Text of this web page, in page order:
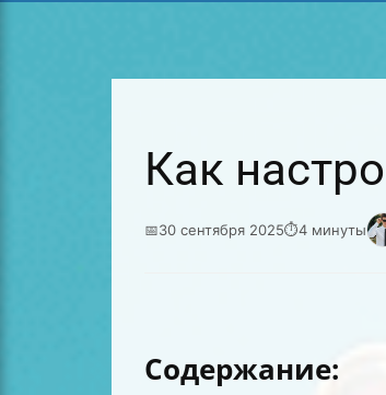
Как
📅30 сентября 2025⏱4 минуты
Содержание: